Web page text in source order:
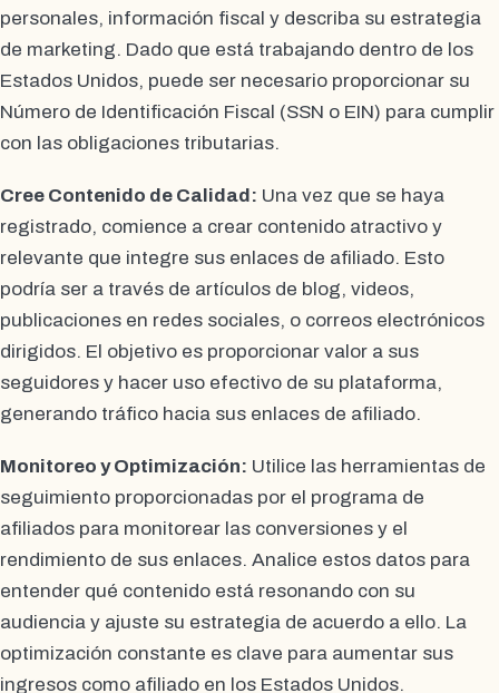
personales, información fiscal y describa su estrategia
de marketing. Dado que está trabajando dentro de los
Estados Unidos, puede ser necesario proporcionar su
Número de Identificación Fiscal (SSN o EIN) para cumplir
con las obligaciones tributarias.
Cree Contenido de Calidad: Una vez que se haya
registrado, comience a crear contenido atractivo y
relevante que integre sus enlaces de afiliado. Esto
podría ser a través de artículos de blog, videos,
publicaciones en redes sociales, o correos electrónicos
dirigidos. El objetivo es proporcionar valor a sus
seguidores y hacer uso efectivo de su plataforma,
generando tráfico hacia sus enlaces de afiliado.
Monitoreo y Optimización: Utilice las herramientas de
seguimiento proporcionadas por el programa de
afiliados para monitorear las conversiones y el
rendimiento de sus enlaces. Analice estos datos para
entender qué contenido está resonando con su
audiencia y ajuste su estrategia de acuerdo a ello. La
optimización constante es clave para aumentar sus
ingresos como afiliado en los Estados Unidos.